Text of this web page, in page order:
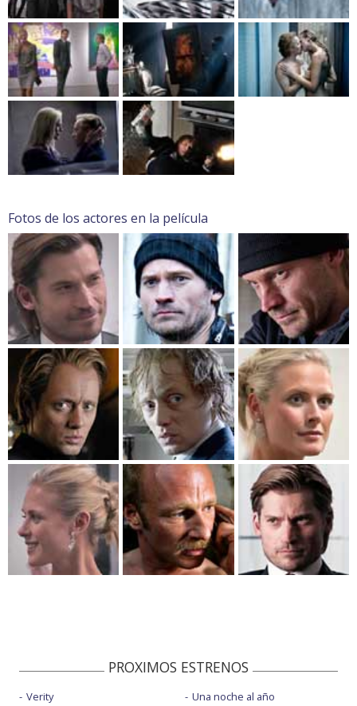
Fotos de los actores en la película
PROXIMOS ESTRENOS
Verity
Una noche al año